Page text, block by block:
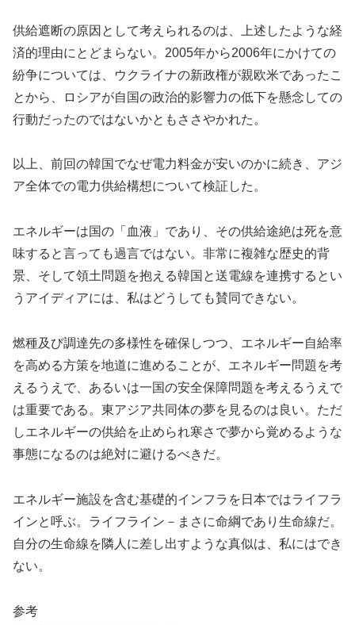
供給遮断の原因として考えられるのは、上述したような経
済的理由にとどまらない。2005年から2006年にかけての
紛争については、ウクライナの新政権が親欧米であったこ
とから、ロシアが自国の政治的影響力の低下を懸念しての
行動だったのではないかともささやかれた。
以上、前回の韓国でなぜ電力料金が安いのかに続き、アジ
ア全体での電力供給構想について検証した。
エネルギーは国の「血液」であり、その供給途絶は死を意
味すると言っても過言ではない。非常に複雑な歴史的背
景、そして領土問題を抱える韓国と送電線を連携するとい
うアイディアには、私はどうしても賛同できない。
燃種及び調達先の多様性を確保しつつ、エネルギー自給率
を高める方策を地道に進めることが、エネルギー問題を考
えるうえで、あるいは一国の安全保障問題を考えるうえで
は重要である。東アジア共同体の夢を見るのは良い。ただ
しエネルギーの供給を止められ寒さで夢から覚めるような
事態になるのは絶対に避けるべきだ。
エネルギー施設を含む基礎的インフラを日本ではライフラ
インと呼ぶ。ライフライン－まさに命綱であり生命線だ。
自分の生命線を隣人に差し出すような真似は、私にはでき
ない。
参考